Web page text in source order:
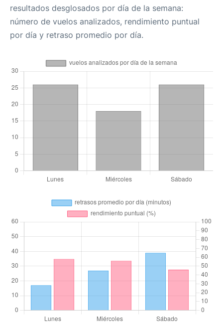
resultados desglosados por día de la semana:
número de vuelos analizados, rendimiento puntual
por día y retraso promedio por día.